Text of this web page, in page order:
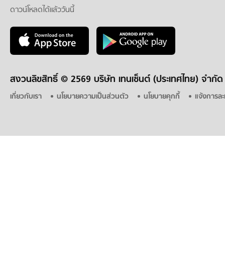
ดาวน์โหลดได้แล้ววันนี้
สงวนลิขสิทธิ์ © 2569 บริษัท เทนเซ็นต์ (ประเทศไทย) จำกัด
เกี่ยวกับเรา นโยบายความเป็นส่วนตัว นโยบายคุกกี้ แจ้งการล